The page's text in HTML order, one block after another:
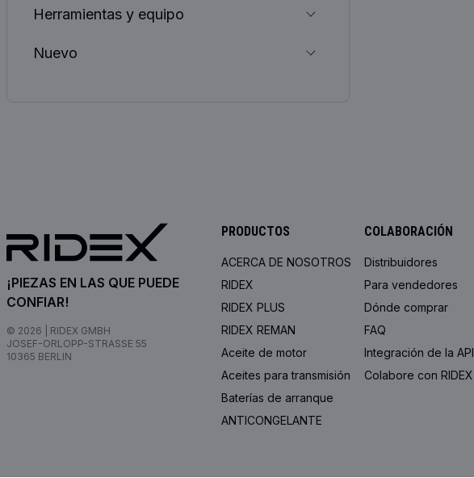
Herramientas y equipo
Nuevo
¡PIEZAS EN LAS QUE PUEDE
CONFIAR!
© 2026 | RIDEX GMBH
JOSEF-ORLOPP-STRASSE 55
10365 BERLIN
PRODUCTOS
ACERCA DE NOSOTROS
RIDEX
RIDEX PLUS
RIDEX REMAN
Aceite de motor
Aceites para transmisión
Baterías de arranque
ANTICONGELANTE
COLABORACIÓN
Distribuidores
Para vendedores
Dónde comprar
FAQ
Integración de la API
Colabore con RIDEX